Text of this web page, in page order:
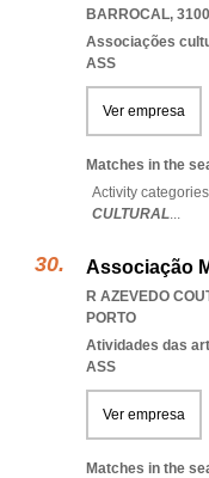
BARROCAL,
Associações
ASS
Ver empresa
Matches in the
Activity
CULTURAL...
Associação
R AZEVEDO
PORTO
Atividades das
ASS
Ver empresa
Matches in the